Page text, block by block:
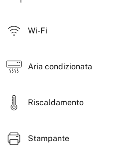
naturali e un’atmosfera curata
che ai percorsi di crescita
Wi-Fi
Aria condizionata
Riscaldamento
Stampante